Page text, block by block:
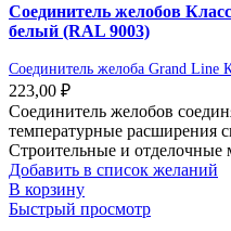
Соединитель желобов
белый (RAL 9003)
Соединитель желоба Grand Line
223,00 ₽
Соединитель желобов
температурные расширения
Строительные и отделочные
Добавить в список желаний
В корзину
Быстрый просмотр